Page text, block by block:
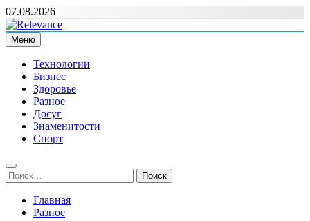
Перейти
к
содержимому
07.08.2026
Relevance
Релевантні новини — саме те, що вам потрібно
Меню
Технологии
Бизнес
Здоровье
Разное
Досуг
Знаменитости
Спорт
Найти:
Главная
Разное